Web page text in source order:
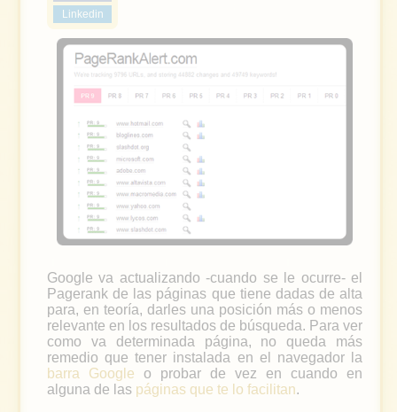
Linkedin
Google va actualizando -cuando se le ocurre- el
Pagerank de las páginas que tiene dadas de alta
para, en teoría, darles una posición más o menos
relevante en los resultados de búsqueda. Para ver
como va determinada página, no queda más
remedio que tener instalada en el navegador la
barra Google o probar de vez en cuando en
alguna de las páginas que te lo facilitan.